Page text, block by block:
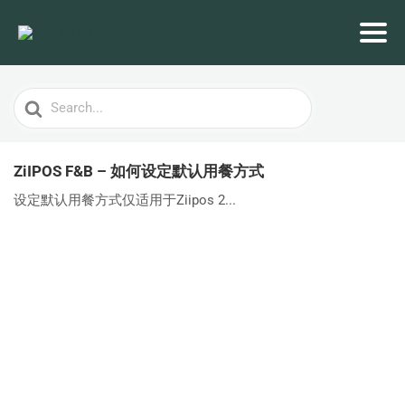
Search
For
ZiIPOS F&B – 如何设定默认用餐方式
设定默认用餐方式仅适用于Ziipos 2...